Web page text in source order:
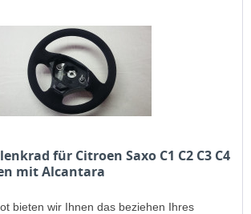
für Citroen Saxo C1 C2 C3 C4
mit Alcantara
bieten wir Ihnen das beziehen Ihres